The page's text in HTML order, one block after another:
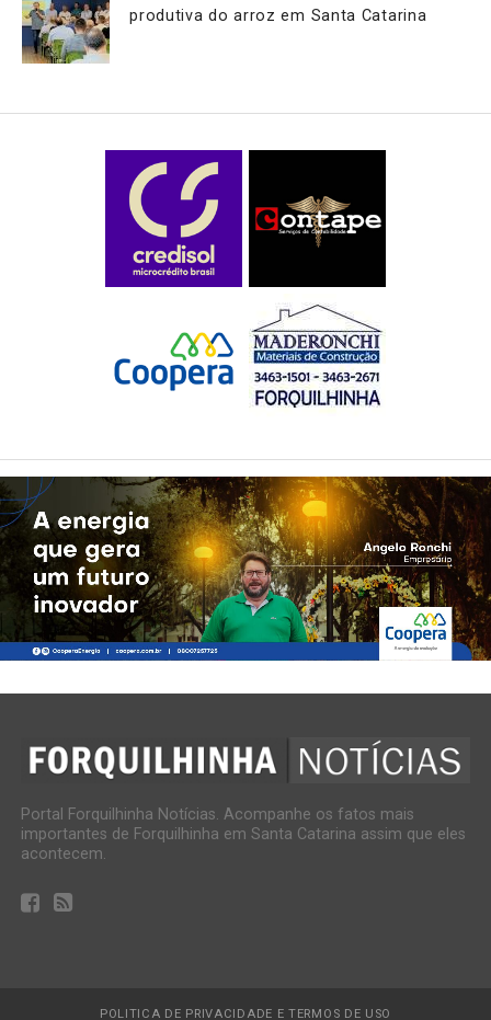
produtiva do arroz em Santa Catarina
Portal Forquilhinha Notícias. Acompanhe os fatos mais
importantes de Forquilhinha em Santa Catarina assim que eles
acontecem.
POLITICA DE PRIVACIDADE E TERMOS DE USO